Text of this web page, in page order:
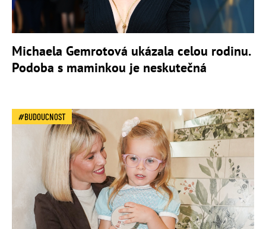
Michaela Gemrotová ukázala celou rodinu.
Podoba s maminkou je neskutečná
BUDOUCNOST